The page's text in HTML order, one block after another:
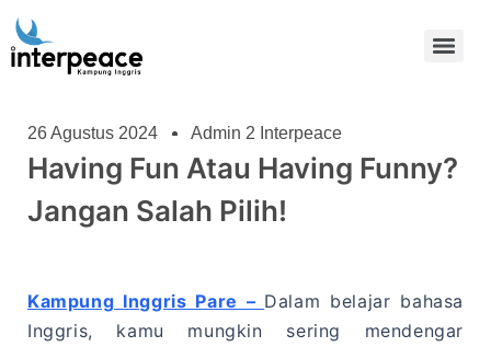
26 Agustus 2024 Admin 2 Interpeace
Having Fun Atau Having Funny?
Jangan Salah Pilih!
Kampung Inggris Pare – Dalam belajar bahasa
Inggris, kamu mungkin sering mendengar